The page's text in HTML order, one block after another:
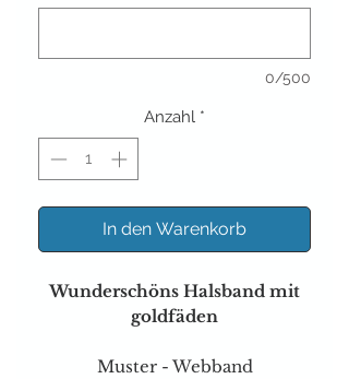
0/500
Anzahl *
In den Warenkorb
Wunderschöns Halsband mit
goldfäden
Muster - Webband